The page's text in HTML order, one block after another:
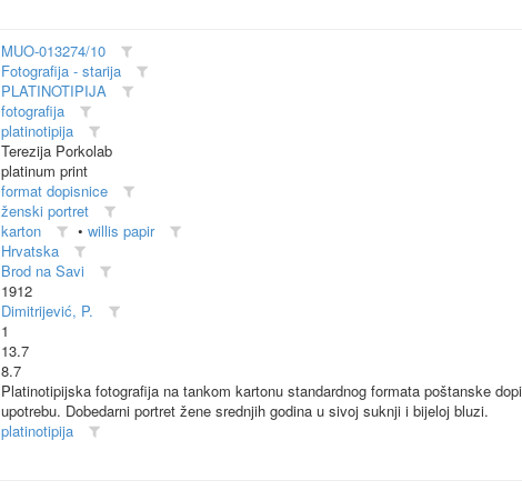
MUO-013274/10
Fotografija - starija
PLATINOTIPIJA
fotografija
platinotipija
Terezija Porkolab
platinum print
format dopisnice
ženski portret
karton • willis papir
Hrvatska
Brod na Savi
1912
Dimitrijević, P.
1
13.7
8.7
Platinotipijska fotografija na tankom kartonu standardnog formata poštanske
upotrebu. Dobedarni portret žene srednjih godina u sivoj suknji i bijeloj bluzi.
platinotipija